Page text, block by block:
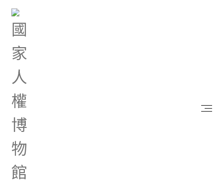
首頁
參考！
Jul 23, 2025 |
政策電子圖文說明，歡迎參